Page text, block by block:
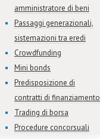
amministratore di beni
Passaggi generazionali,
sistemazioni tra eredi
Crowdfunding
Mini bonds
Predisposizione di
contratti di finanziamento
Trading di borsa
Procedure concorsuali